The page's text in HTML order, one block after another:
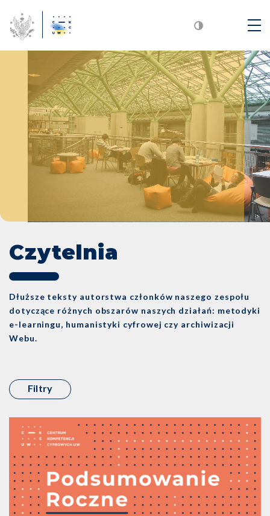
Czytelnia
Dłuższe teksty autorstwa członków naszego zespołu
dotyczące różnych obszarów naszych działań: metodyki
e-learningu, humanistyki cyfrowej czy archiwizacji
Webu.
Filtry